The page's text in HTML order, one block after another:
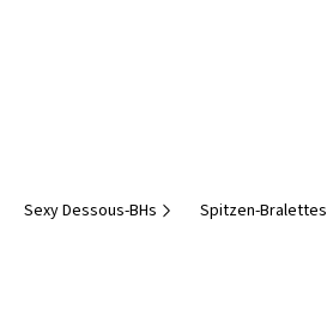
Sexy Dessous-BHs Spitzen-Bralettes